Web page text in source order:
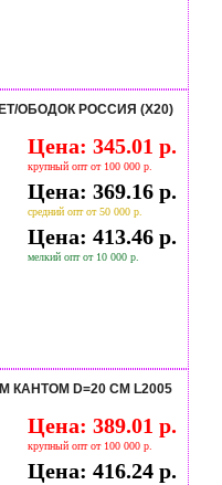
ОБОДОК РОССИЯ (Х20)
Цена: 345.01 р.
крупный опт от 100 000 р.
Цена: 369.16 р.
средний опт от 50 000 р.
Цена: 413.46 р.
мелкий опт от 10 000 р.
D=20 СМ L2005
Цена: 389.01 р.
крупный опт от 100 000 р.
Цена: 416.24 р.